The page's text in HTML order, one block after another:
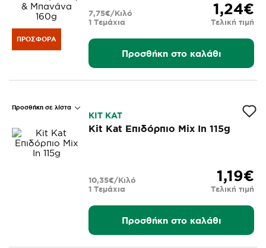
ΠΡΟΣΦΟΡΆ
1,24€
Τελική τιμή
1 Τεμάχια
7,75€/Κιλό
Προσθήκη στο καλάθι
Προσθήκη σε λίστα
KIT KAT
Kit Kat Επιδόρπιο Mix In 115g
1,19€
Τελική τιμή
1 Τεμάχια
10,35€/Κιλό
Προσθήκη στο καλάθι